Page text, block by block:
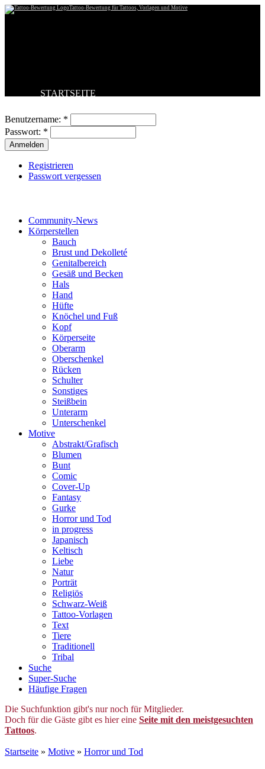
Tattoo-Bewertung für Tattoos, Vorlagen und Motive
STARTSEITE
BESTE TATTOOS
NEUESTE TATTOOS
KOMMENTARE
FORUM
Benutzername: *
Passwort: *
Registrieren
Passwort vergessen
Community-News
Körperstellen
Bauch
Brust und Dekolleté
Genitalbereich
Gesäß und Becken
Hals
Hand
Hüfte
Knöchel und Fuß
Kopf
Körperseite
Oberarm
Oberschenkel
Rücken
Schulter
Sonstiges
Steißbein
Unterarm
Unterschenkel
Motive
Abstrakt/Grafisch
Blumen
Bunt
Comic
Cover-Up
Fantasy
Gurke
Horror und Tod
in progress
Japanisch
Keltisch
Liebe
Natur
Porträt
Religiös
Schwarz-Weiß
Tattoo-Vorlagen
Text
Tiere
Traditionell
Tribal
Suche
Super-Suche
Häufige Fragen
Die Suchfunktion gibt's nur noch für Mitglieder.
Doch für die Gäste gibt es hier eine Seite mit den meistgesuchten
Tattoos.
Startseite » Motive » Horror und Tod